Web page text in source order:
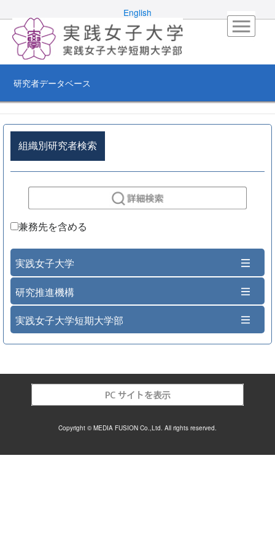
English
研究者データベース
組織別研究者検索
兼務先を含める
実践女子大学
研究推進機構
実践女子大学短期大学部
Copyright © MEDIA FUSION Co.,Ltd. All rights reserved.